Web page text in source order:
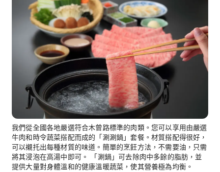
我們從全國各地嚴選符合木曾路標準的肉類。您可以享用由嚴選
牛肉和時令蔬菜搭配而成的「涮涮鍋」套餐。材質搭配得很好，
可以襯托出每種材質的味道。簡單的烹飪方法，不需要油，只需
將其浸泡在高湯中即可。 「涮鍋」可去除肉中多餘的脂肪，並
提供大量對身體溫和的健康溫暖蔬菜，使其營養極為均衡。